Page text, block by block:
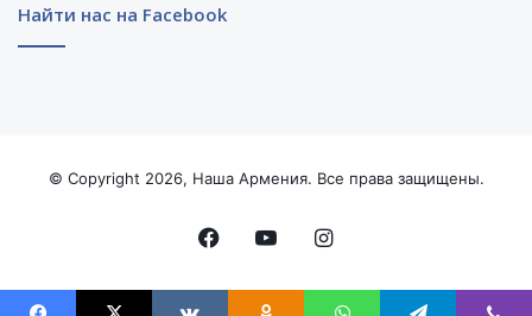
Найти нас на Facebook
© Copyright 2026, Наша Армения. Все права защищены.
FacebookYouTubeInstagram